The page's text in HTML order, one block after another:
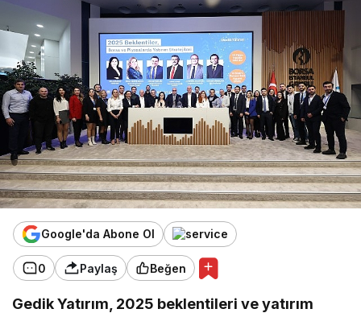
Google'da Abone Ol
0 Paylaş Beğen
Gedik Yatırım, 2025 beklentileri ve yatırım